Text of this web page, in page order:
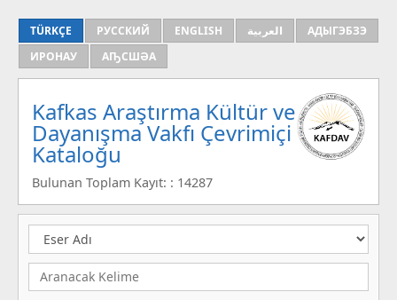
TÜRKÇE РУССКИЙ ENGLISH العربية
АДЫГЭБЗЭ
ИРОНАУ
АҦСШӘА
Kafkas Araştırma Kültür ve
Dayanışma Vakfı Çevrimiçi
Kataloğu
Bulunan Toplam Kayıt: : 14287